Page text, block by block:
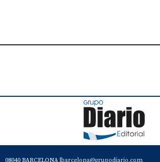
08040 BARCELONA | barcelona@grupodiario.com